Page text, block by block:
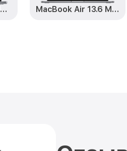
MacBook Pro 16 M2 2023 MacBook Air 13.6 M2 2022